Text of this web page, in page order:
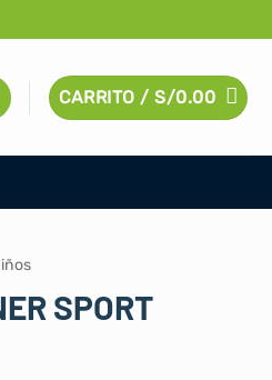
CARRITO /S/0.00
SPORT